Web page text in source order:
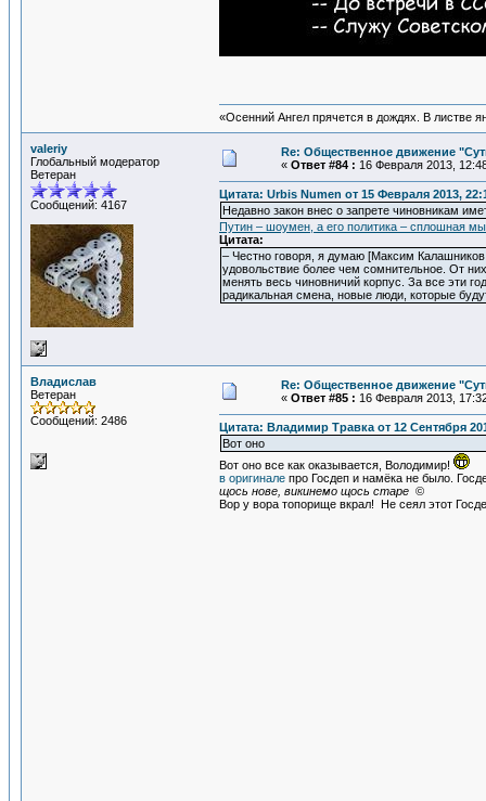
«Осенний Ангел прячется в дождях. В листве
valeriy
Глобальный модератор
Ветеран
Сообщений: 4167
Re: Общественное движение
« Ответ #84 : 16 Февраля 2013,
Цитата: Urbis Numen от 15 Февраля 2013,
Недавно закон внес о запрете чиновникам
Путин – шоумен, а его политика – сплошная
Цитата:
– Честно говоря, я думаю [Максим
удовольствие более чем сомнительное. От
менять весь чиновничий корпус. За все эти
радикальная смена, новые люди, которые
Владислав
Ветеран
Сообщений: 2486
Re: Общественное движение
« Ответ #85 : 16 Февраля 2013,
Цитата: Владимир Травка от 12 Сентября
Вот оно
Вот оно все как оказывается, Володимир!
в оригинале про Госдеп и намёка не было.
щось нове, викинемо щось старе ©
Вор у вора топорище вкрал! Не сеял этот